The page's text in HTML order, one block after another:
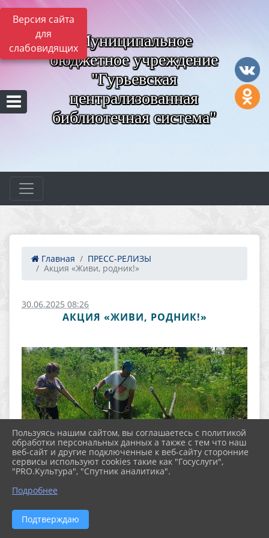
Версия сайта
для
слабовидящих Муниципальное
бюджетное учреждение
"Гурьевская
централизованная
библиотечная система"
Главная
ПРЕСС-РЕЛИЗЫ
Акция «Живи, родник!»
30.06.2025 08:26
АКЦИЯ «ЖИВИ, РОДНИК!»
Пользуясь нашим сайтом, вы соглашаетесь с политикой
обработки персональных данных а также с тем что наш
веб-сайт и другие подключенные к веб-сайту сторонние
сервисы используют cookies такие как "Госуслуги",
"PRO.Культура", "Спутник аналитика".
Подробнее
Подтверждаю